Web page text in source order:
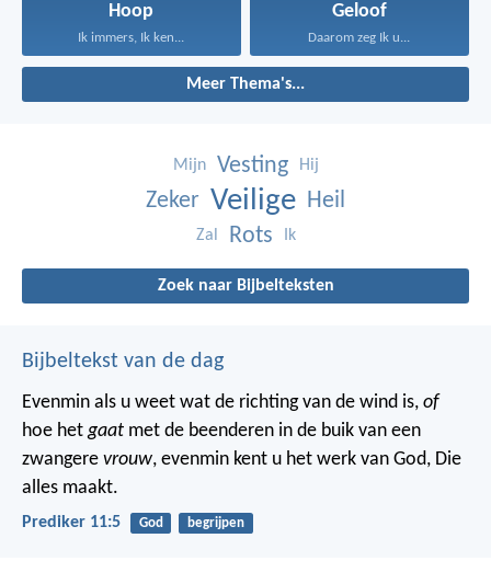
Hoop
Ik immers, Ik ken...
Geloof
Daarom zeg Ik u...
Meer Thema's...
Mijn Vesting Hij
Zeker Veilige Heil
Zal Rots Ik
Zoek naar Bijbelteksten
Bijbeltekst van de dag
Evenmin als u weet wat de richting van de wind is, of
hoe hetgaat met de beenderen in de buik van een
zwangere vrouw, evenmin kent u het werk van God, Die
alles maakt.
Prediker 11:5 God begrijpen